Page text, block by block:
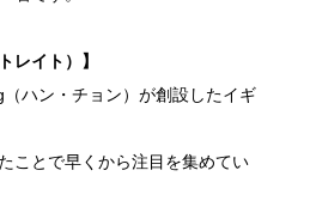
レイト）】
ハン・チョン）が創設したイギ
ことで早くから注目を集めてい